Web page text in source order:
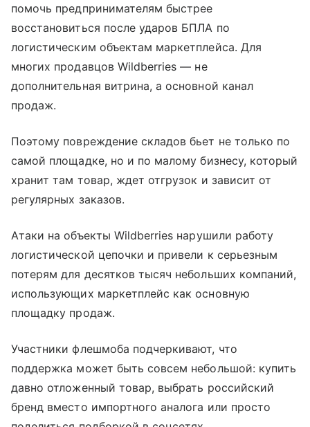
помочь предпринимателям быстрее
восстановиться после ударов БПЛА по
логистическим объектам маркетплейса. Для
многих продавцов Wildberries — не
дополнительная витрина, а основной канал
продаж.
Поэтому повреждение складов бьет не только по
самой площадке, но и по малому бизнесу, который
хранит там товар, ждет отгрузок и зависит от
регулярных заказов.
Атаки на объекты Wildberries нарушили работу
логистической цепочки и привели к серьезным
потерям для десятков тысяч небольших компаний,
использующих маркетплейс как основную
площадку продаж.
Участники флешмоба подчеркивают, что
поддержка может быть совсем небольшой: купить
давно отложенный товар, выбрать российский
бренд вместо импортного аналога или просто